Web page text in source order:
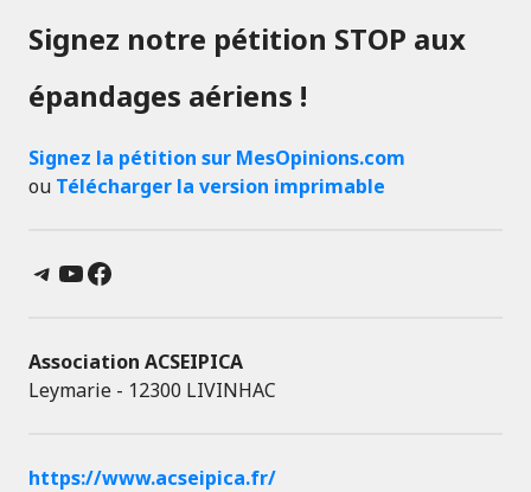
Signez notre pétition STOP aux
épandages aériens !
Signez la pétition sur MesOpinions.com
ou Télécharger la version imprimable
Telegram
YouTube
Facebook
Association ACSEIPICA
Leymarie - 12300 LIVINHAC
https://www.acseipica.fr/